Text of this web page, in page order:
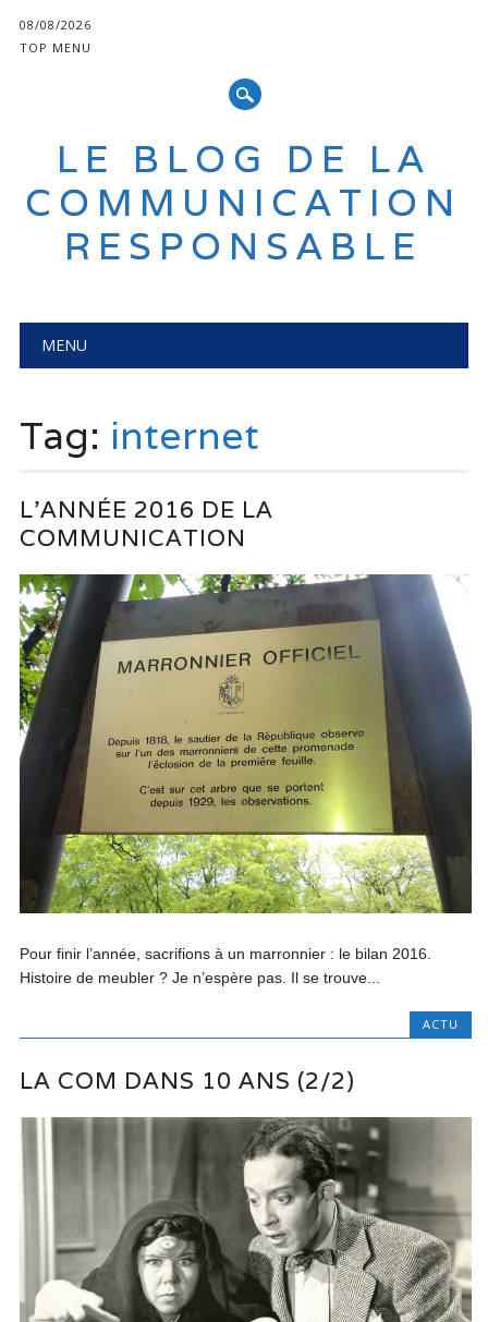
08/08/2026
TOP MENU
LE BLOG DE LA
COMMUNICATION
RESPONSABLE
Main menu
MENU
Tag: internet
L’ANNÉE 2016 DE LA
COMMUNICATION
Pour finir l’année, sacrifions à un marronnier : le bilan 2016.
Histoire de meubler ? Je n’espère pas. Il se trouve...
ACTU
LA COM DANS 10 ANS (2/2)